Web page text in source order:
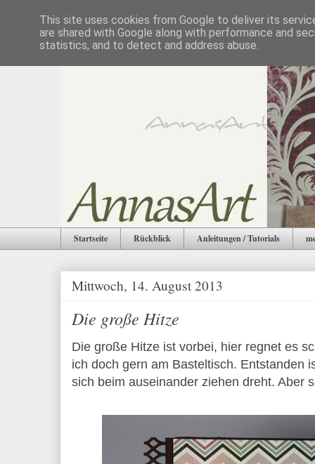
Startseite Rückblick Anleitungen / Tutorials
Mittwoch, 14. August 2013
Die große Hitze
Die große Hitze ist vorbei, hier regnet es
ich doch gern am Basteltisch. Entstanden
sich beim auseinander ziehen dreht. Aber
This site uses cookies from Google to deliver its
are shared with Google along with performance and
statistics, and to detect and address abuse.